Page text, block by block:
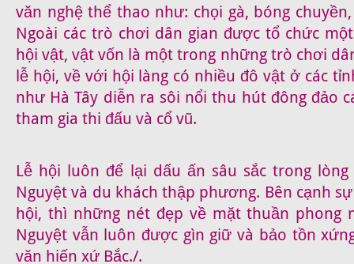
văn nghệ thể thao như: chọi gà, bóng
Ngoài các trò chơi dân gian được tổ chức
hội vật, vật vốn là một trong những trò chơi
lễ hội, về với hội làng có nhiều đô vật ở các
như Hà Tây diễn ra sôi nổi thu hút đông đảo
tham gia thi đấu và cổ vũ.
Lễ hội luôn để lại dấu ấn sâu sắc trong
Nguyệt và du khách thập phương. Bên cạnh
hội, thì những nét đẹp về mặt thuần phong
Nguyệt vẫn luôn được gìn giữ và bảo tồn
văn hiến xứ Bắc./.